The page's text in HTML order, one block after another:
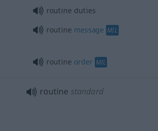
routine duties
routine message MIL
routine order MIL
routine standard